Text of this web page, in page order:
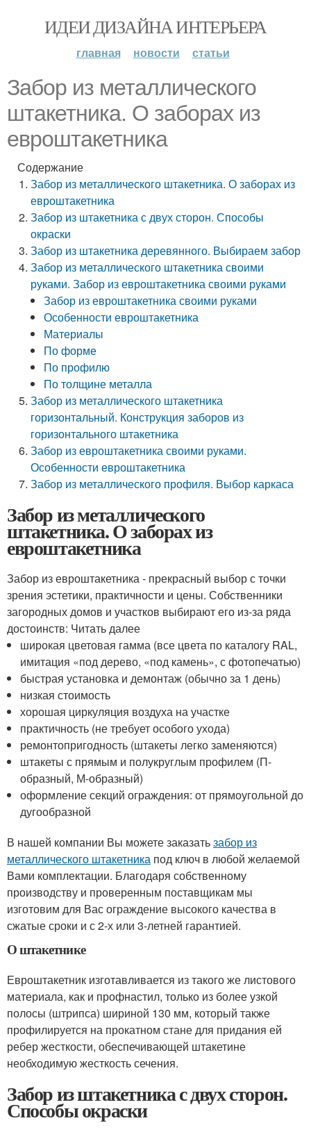
ИДЕИ ДИЗАЙНА ИНТЕРЬЕРА
главная новости статьи
Забор из металлического
штакетника. О заборах из
евроштакетника
Содержание
Забор из металлического штакетника. О заборах из
евроштакетника
Забор из штакетника с двух сторон. Способы
окраски
Забор из штакетника деревянного. Выбираем забор
Забор из металлического штакетника своими
руками. Забор из евроштакетника своими руками
Забор из евроштакетника своими руками
Особенности евроштакетника
Материалы
По форме
По профилю
По толщине металла
Забор из металлического штакетника
горизонтальный. Конструкция заборов из
горизонтального штакетника
Забор из евроштакетника своими руками.
Особенности евроштакетника
Забор из металлического профиля. Выбор каркаса
Забор из металлического
штакетника. О заборах из
евроштакетника
Забор из евроштакетника - прекрасный выбор с точки
зрения эстетики, практичности и цены. Собственники
загородных домов и участков выбирают его из-за ряда
достоинств: Читать далее
широкая цветовая гамма (все цвета по каталогу RAL,
имитация «под дерево, «под камень», с фотопечатью)
быстрая установка и демонтаж (обычно за 1 день)
низкая стоимость
хорошая циркуляция воздуха на участке
практичность (не требует особого ухода)
ремонтопригодность (штакеты легко заменяются)
штакеты с прямым и полукруглым профилем (П-
образный, М-образный)
оформление секций ограждения: от прямоугольной до
дугообразной
В нашей компании Вы можете заказатьзабор из
металлического штакетника под ключ в любой желаемой
Вами комплектации. Благодаря собственному
производству и проверенным поставщикам мы
изготовим для Вас ограждение высокого качества в
сжатые сроки и с 2-х или 3-летней гарантией.
О штакетнике
Евроштакетник изготавливается из такого же листового
материала, как и профнастил, только из более узкой
полосы (штрипса) шириной 130 мм, который также
профилируется на прокатном стане для придания ей
ребер жесткости, обеспечивающей штакетине
необходимую жесткость сечения.
Забор из штакетника с двух сторон.
Способы окраски